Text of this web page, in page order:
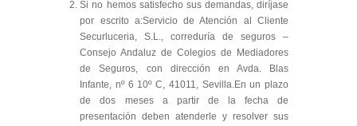
Si no hemos satisfecho sus demandas, diríjase
por escrito a:Servicio de Atención al Cliente
Securluceria, S.L., correduría de seguros –
Consejo Andaluz de Colegios de Mediadores
de Seguros, con dirección en Avda. Blas
Infante, nº 6 10º C, 41011, Sevilla.En un plazo
de dos meses a partir de la fecha de
presentación deben atenderle y resolver sus